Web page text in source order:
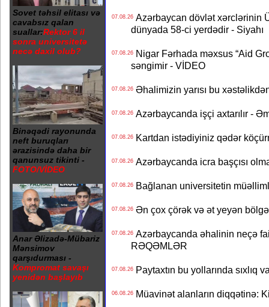
Sovet təhsil elitası və
cavabsız qalan
suallar:Rektor 6 il
sonra universitetə
necə daxil olub?
Binəqədi rayonunda
neft buruqları
ərazisində daha bir
qanunsuz tikinti -
FOTO/VİDEO
Anar Əlizadə-Mübariz
Mənsimov
qarşıdurması -
Kompromat savaşı
yenidən başlayıb
07.08.26Azərbaycan dövlət xərclərinin
dünyada 58-ci yerdədir - Siyahı
07.08.26Nigar Fərhada məxsus “Aid
səngimir - VİDEO
07.08.26Əhalimizin yarısı bu
07.08.26Azərbaycanda işçi axtarılır -
07.08.26Kartdan istədiyiniz qədər
07.08.26Azərbaycanda icra başçısı
07.08.26Bağlanan universitetin
07.08.26Ən çox çörək və ət yeyən
07.08.26Azərbaycanda əhalinin neçə
RƏQƏMLƏR
07.08.26Paytaxtın bu yollarında sıxlıq
06.08.26Müavinət alanların diqqətinə: